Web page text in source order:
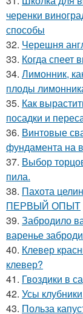
черенки
способы
32. Черешня
33. Когда спеет
34. Лимонник,
плоды
35. Как
посадки и
36. Винтовые
фундамента на
37. Выбор
пила.
38. Пахота
ПЕРВЫЙ ОПЫТ
39. Забродило
варенье
40. Клевер
клевер?
41. Гвоздики в
42. Усы
43. Польза